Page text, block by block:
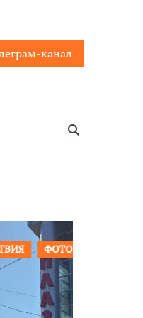
канал
ФОТО